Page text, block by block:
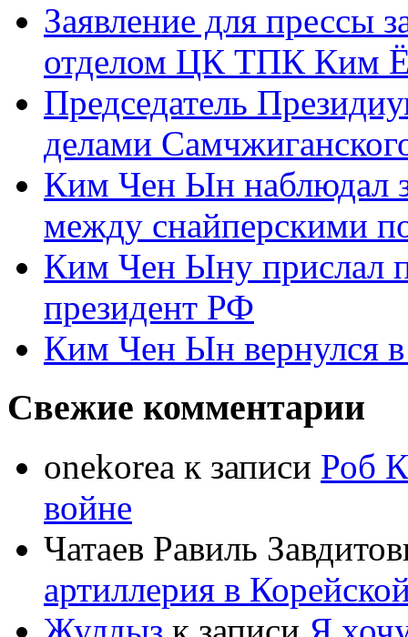
Заявление для прессы
отделом ЦК ТПК Ким
Председатель
делами
Ким Чен Ын наблюдал
между снайперскими
Ким Чен Ыну прислал
президент РФ
Ким Чен Ын вернулся
Свежие комментарии
onekorea к записи Роб
войне
Чатаев Равиль
артиллерия в